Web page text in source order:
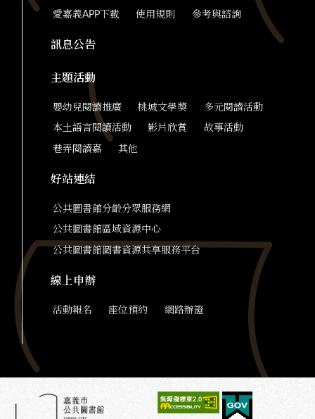
愛嘉義APP下載 使用規則 參考與諮詢
訊息公告
主題活動
嬰幼兒閱讀推廣 桃城文學獎 多元閱讀活動
本土語言閱讀活動 影片欣賞 故事活動
巷弄閱讀嘉 其他
好站連結
公共圖書館分齡分眾服務網
公共圖書館區域資源中心
公共圖書館圖書資源共享服務平台
線上申辦
活動報名 座位預約 網路辦證